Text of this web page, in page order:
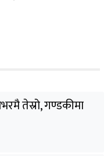
तेस्रो, गण्डकीमा